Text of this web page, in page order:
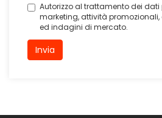
Autorizzo al trattamento dei dati
marketing, attività
ed indagini di mercato.
Invia